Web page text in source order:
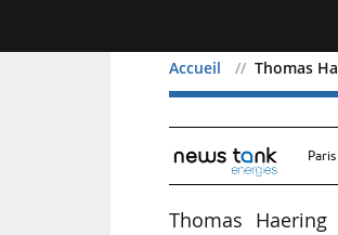
Accueil Thomas
Thomas
Thomas